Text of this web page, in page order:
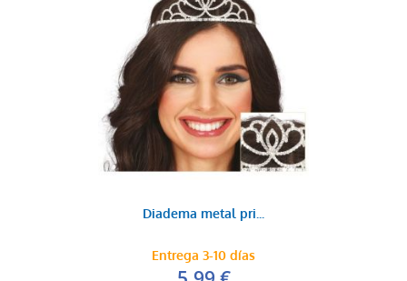
Diadema metal pri...
Entrega 3-10 días